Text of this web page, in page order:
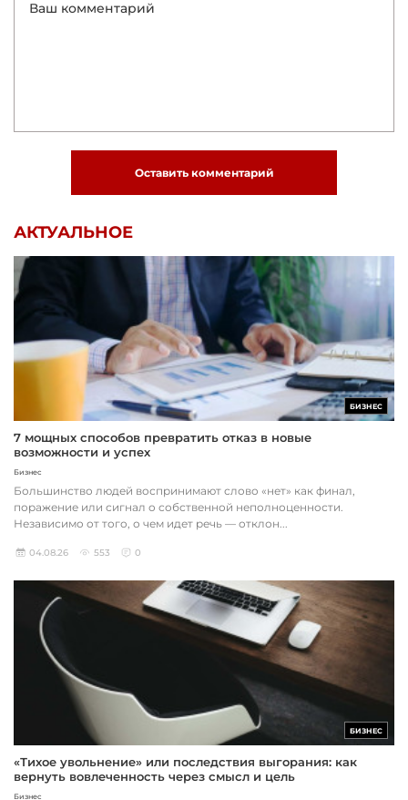
Оставить комментарий
АКТУАЛЬНОЕ
БИЗНЕС
7 мощных способов превратить отказ в новые
возможности и успех
Бизнес
Большинство людей воспринимают слово «нет» как финал,
поражение или сигнал о собственной неполноценности.
Независимо от того, о чем идет речь — отклон...
04.08.26 553 0
БИЗНЕС
«Тихое увольнение» или последствия выгорания: как
вернуть вовлеченность через смысл и цель
Бизнес